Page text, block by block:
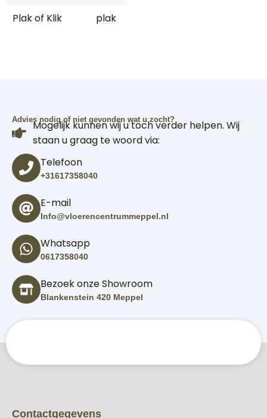
Plak of Klik
plak
Advies nodig of niet gevonden wat u zocht?
Mogelijk kunnen wij u toch verder helpen. Wij
staan u graag te woord via:
Telefoon
+31617358040
E-mail
Info@vloerencentrummeppel.nl
Whatsapp
0617358040
Bezoek onze Showroom
Blankenstein 420 Meppel
Contactgegevens